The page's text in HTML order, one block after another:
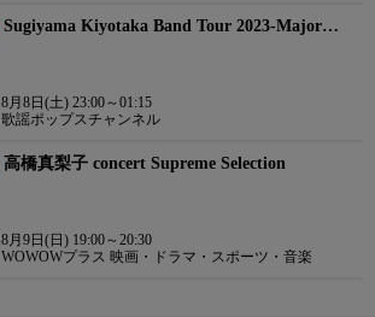
Sugiyama Kiyotaka Band Tour 2023-Major…
8月8日(土) 23:00～01:15
歌謡ポップスチャンネル
高橋真梨子 concert Supreme Selection
8月9日(日) 19:00～20:30
WOWOWプラス 映画・ドラマ・スポーツ・音楽